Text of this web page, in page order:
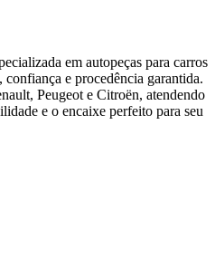
em autopeças para carros
e procedência garantida.
Peugeot e Citroën, atendendo
e o encaixe perfeito para seu